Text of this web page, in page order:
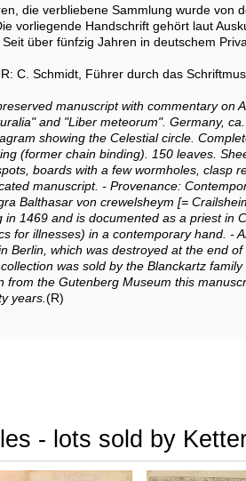
die verbliebene Sammlung wurde von
vorliegende Handschrift gehört laut
über fünfzig Jahren in deutschem
C. Schmidt, Führer durch das
manuscript with commentary on
and "Liber meteorum". Germany,
showing the Celestial circle.
(former chain binding). 150 leaves.
boards with a few wormholes, clasp
manuscript. - Provenance:
Balthasar von crewelsheym [=
in 1469 and is documented as a priest in
for illnesses) in a contemporary hand. -
Berlin, which was destroyed at the end
was sold by the Blanckartz
from the Gutenberg Museum this
years. (R)
- lots sold by